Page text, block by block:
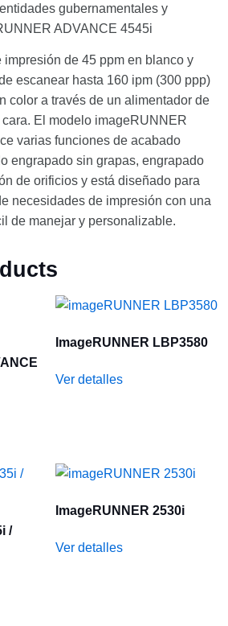
gubernamentales y
ADVANCE 4545i
de 45 ppm en blanco y
escanear hasta 160 ipm (300 ppp)
color a través de un alimentador de
El modelo imageRUNNER
varias funciones de acabado
engrapado sin grapas, engrapado
de orificios y está diseñado para
necesidades de impresión con una
de manejar y personalizable.
ImageRUNNER LBP3580
Ver detalles
/
ImageRUNNER 2530i
Ver detalles